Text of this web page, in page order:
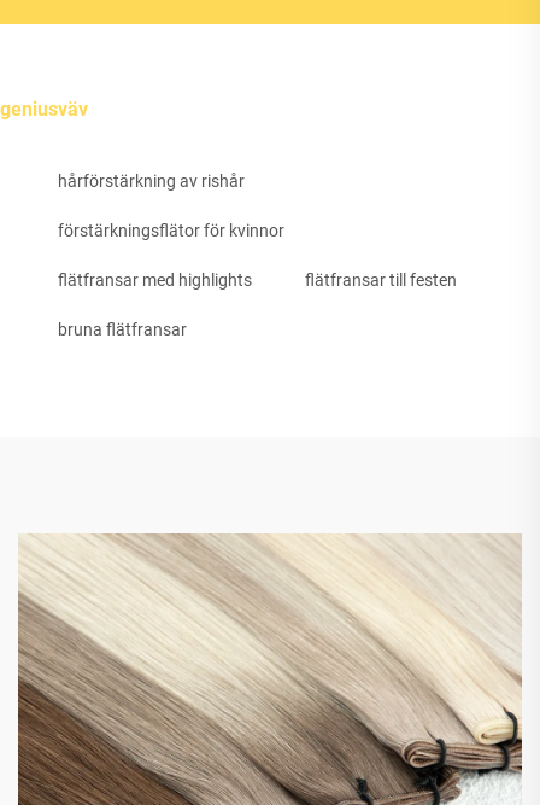
geniusväv
hårförstärkning av rishår
förstärkningsflätor för kvinnor
flätfransar med highlights flätfransar till festen
bruna flätfransar